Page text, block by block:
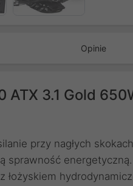
Opinie
ATX 3.1 Gold
przy nagłych
sprawność energetyczną.
łożyskiem